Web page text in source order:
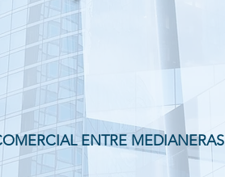
ENTRE MEDIANERAS